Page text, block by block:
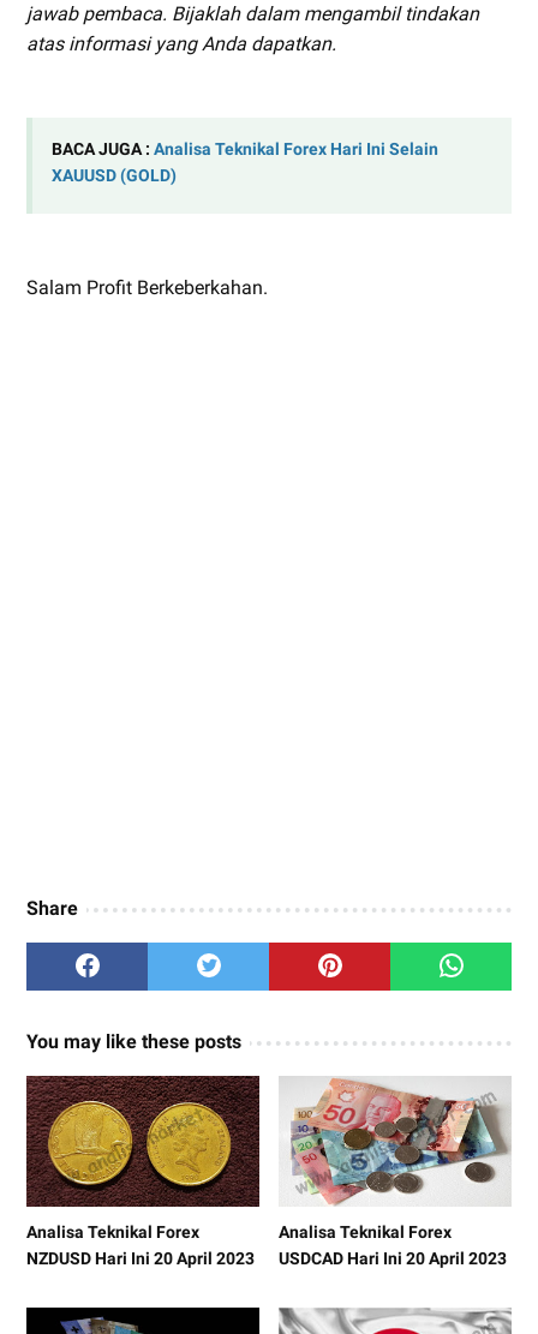
jawab pembaca. Bijaklah dalam mengambil tindakan
atas informasi yang Anda dapatkan.
BACA JUGA : Analisa Teknikal Forex Hari Ini Selain
XAUUSD (GOLD)
Salam Profit Berkeberkahan.
Share
You may like these posts
Analisa Teknikal Forex
NZDUSD Hari Ini 20 April 2023
Analisa Teknikal Forex
USDCAD Hari Ini 20 April 2023